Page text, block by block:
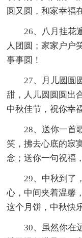
圆又圆，和家幸福
26、八月挂花
人团圆；家家户户
事事圆！
27、月儿圆圆
甜，人儿圆圆圆出
中秋佳节，祝你幸
28、送你一首
笑，拂去心底的寂
念；送你一句祝福
29、中秋到了
心，中间夹着温馨
这个月饼，中秋快
30、虽然你在